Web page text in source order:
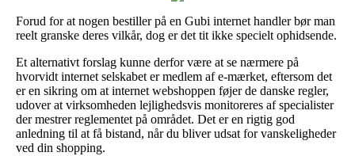
Forud for at nogen bestiller på en Gubi internet handler bør man
reelt granske deres vilkår, dog er det tit ikke specielt ophidsende.
Et alternativt forslag kunne derfor være at se nærmere på
hvorvidt internet selskabet er medlem af e-mærket, eftersom det
er en sikring om at internet webshoppen føjer de danske regler,
udover at virksomheden lejlighedsvis monitoreres af specialister
der mestrer reglementet på området. Det er en rigtig god
anledning til at få bistand, når du bliver udsat for vanskeligheder
ved din shopping.